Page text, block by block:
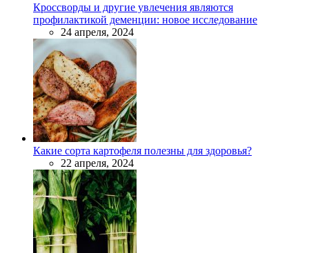
Кроссворды и другие увлечения являются
профилактикой деменции: новое исследование
24 апреля, 2024
Какие сорта картофеля полезны для здоровья?
22 апреля, 2024